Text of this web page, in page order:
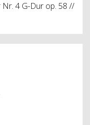
4 G-Dur op. 58 //